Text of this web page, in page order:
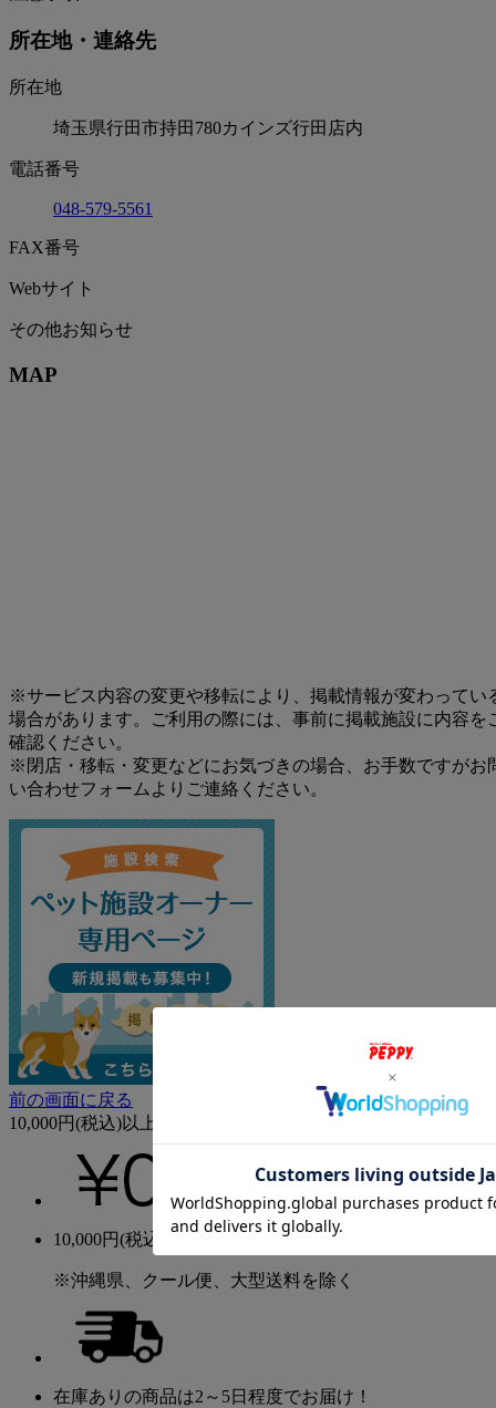
所在地・連絡先
所在地
埼玉県行田市持田780カインズ行田店内
電話番号
048-579-5561
FAX番号
Webサイト
その他お知らせ
MAP
※サービス内容の変更や移転により、掲載情報が変わってい
場合があります。ご利用の際には、事前に掲載施設に内容を
確認ください。
※閉店・移転・変更などにお気づきの場合、お手数ですがお
い合わせフォームよりご連絡ください。
前の画面に戻る
10,000円(税込)以上なら送料無料！
10,000円(税込)以上のご購入で送料無料！
※沖縄県、クール便、大型送料を除く
在庫ありの商品は2～5日程度でお届け！